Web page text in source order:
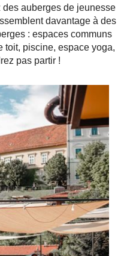
des auberges de jeunesse
davantage à des
: espaces communs
toit, piscine, espace yoga,
pas partir !